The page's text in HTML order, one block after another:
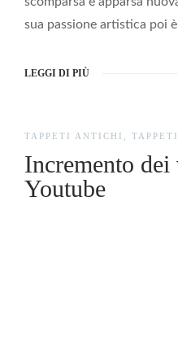
sua passione artistica poi
LEGGI DI PIÙ
TAPPETI ANTICHI
Incremento dei
Youtube